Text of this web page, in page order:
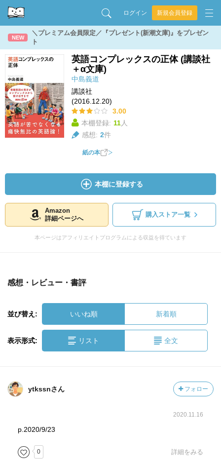
ログイン 新規会員登録
NEW
＼プレミアム会員限定／『プレゼント(新潮文庫)』をプレゼン
ト
英語コンプレックスの正体 (講談社
＋α文庫)
中島義道
講談社
(2016.12.20)
3.00
本棚登録: 11人
感想: 2件
紙の本
本棚に登録する
Amazon
詳細ページへ
購入ストア一覧
本ページはアフィリエイトプログラムによる収益を得ています
感想・レビュー・書評
並び替え: いいね順 新着順
表示形式: リスト 全文
ytkssnさん フォロー
2020.11.16
p.2020/9/23
0 詳細をみる